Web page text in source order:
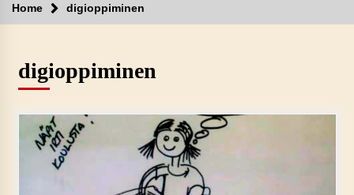
Home digioppiminen
digioppiminen